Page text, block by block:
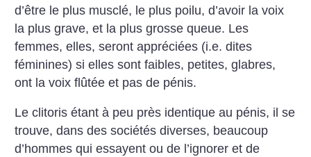
d’être le plus musclé, le plus poilu, d’avoir la voix
la plus grave, et la plus grosse queue. Les
femmes, elles, seront appréciées (i.e. dites
féminines) si elles sont faibles, petites, glabres,
ont la voix flûtée et pas de pénis.
Le clitoris étant à peu près identique au pénis, il se
trouve, dans des sociétés diverses, beaucoup
d’hommes qui essayent ou de l’ignorer et de